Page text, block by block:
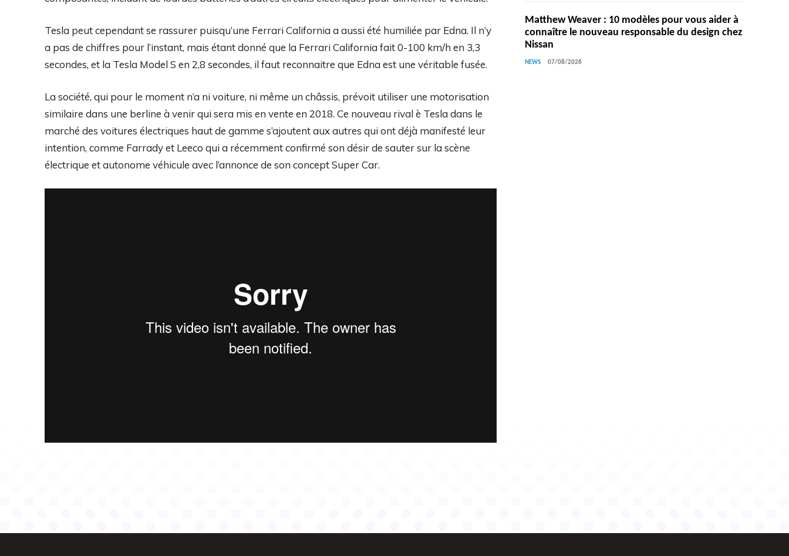
Tesla peut cependant se rassurer puisqu’une Ferrari California a aussi été humiliée par Edna. Il n’y
a pas de chiffres pour l’instant, mais étant donné que la Ferrari California fait 0-100 km/h en 3,3
secondes, et la Tesla Model S en 2,8 secondes, il faut reconnaitre que Edna est une véritable fusée.
La société, qui pour le moment n’a ni voiture, ni même un châssis, prévoit utiliser une motorisation
similaire dans une berline à venir qui sera mis en vente en 2018. Ce nouveau rival è Tesla dans le
marché des voitures électriques haut de gamme s’ajoutent aux autres qui ont déjà manifesté leur
intention, comme Farrady et Leeco qui a récemment confirmé son désir de sauter sur la scène
électrique et autonome véhicule avec l’annonce de son concept Super Car.
Matthew Weaver : 10 modèles pour vous aider à
connaître le nouveau responsable du design chez
Nissan
NEWS 07/08/2026